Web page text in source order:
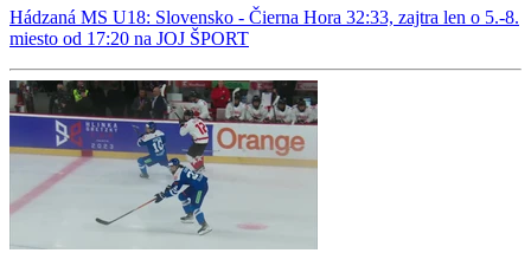
Hádzaná MS U18: Slovensko - Čierna Hora 32:33, zajtra len o 5.-8.
miesto od 17:20 na JOJ ŠPORT